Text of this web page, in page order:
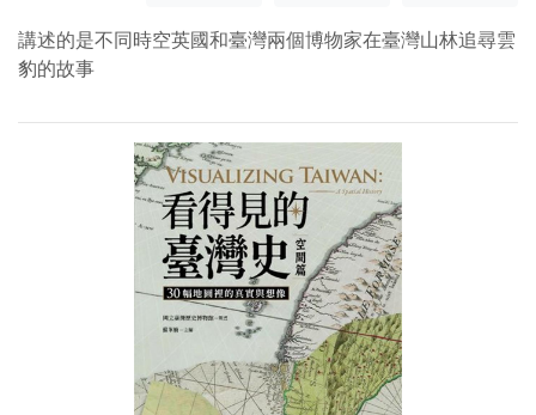
講述的是不同時空英國和臺灣兩個博物家在臺灣山林追尋雲
豹的故事